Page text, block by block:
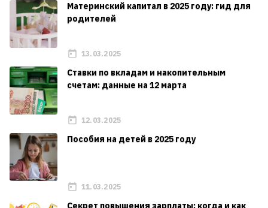
Материнский капитал в 2025 году: гид для
родителей
13.03.2025
Ставки по вкладам и накопительным
счетам: данные на 12 марта
12.03.2025
Пособия на детей в 2025 году
11.03.2025
Секрет повышения зарплаты: когда и как